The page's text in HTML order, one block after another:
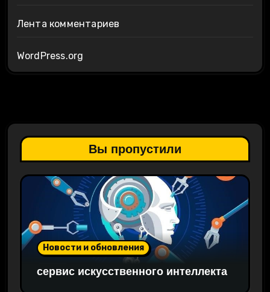
Лента комментариев
WordPress.org
Вы пропустили
Новости и обновления
сервис искусственного интеллекта